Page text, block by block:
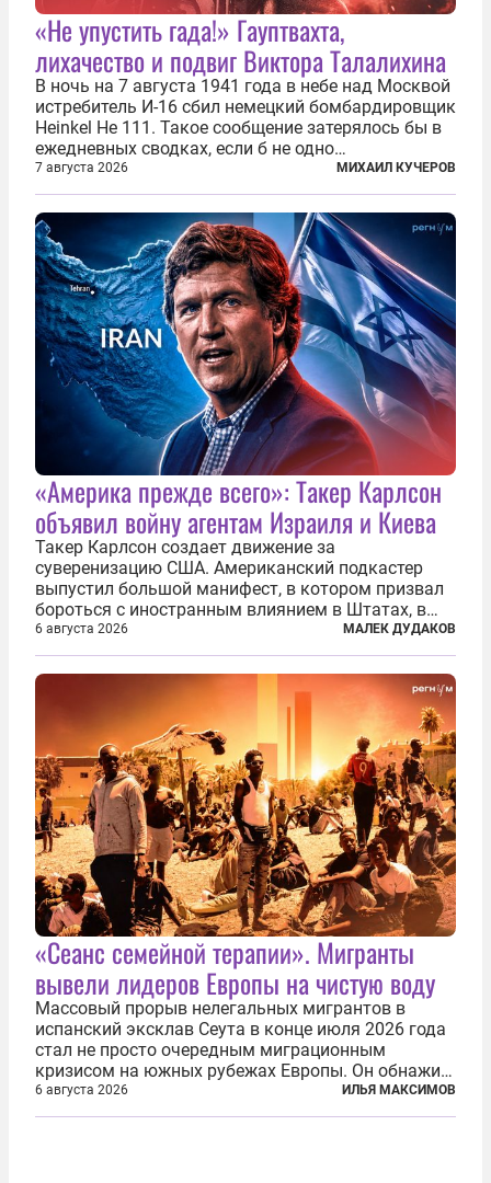
«Не упустить гада!» Гауптвахта,
лихачество и подвиг Виктора Талалихина
В ночь на 7 августа 1941 года в небе над Москвой
истребитель И-16 сбил немецкий бомбардировщик
Heinkel He 111. Такое сообщение затерялось бы в
ежедневных сводках, если б не одно
обстоятельство. Это был один из первых в
истории отечественной авиации ночных таранов.
У пилота — младшего лейтенанта...
7 августа 2026 МИХАИЛ КУЧЕРОВ
«Америка прежде всего»: Такер Карлсон
объявил войну агентам Израиля и Киева
Такер Карлсон создает движение за
суверенизацию США. Американский подкастер
выпустил большой манифест, в котором призвал
бороться с иностранным влиянием в Штатах, в
первую очередь имея в виду Израиль. А также
прекратить заморские войны, выплатить
репарации Ирану, остановить прием мигрантов...
6 августа 2026 МАЛЕК ДУДАКОВ
«Сеанс семейной терапии». Мигранты
вывели лидеров Европы на чистую воду
Массовый прорыв нелегальных мигрантов в
испанский эксклав Сеута в конце июля 2026 года
стал не просто очередным миграционным
кризисом на южных рубежах Европы. Он обнажил
фундаментальный раскол внутри Евросоюза,
продемонстрировав, что десятилетиями
6 августа 2026 ИЛЬЯ МАКСИМОВ